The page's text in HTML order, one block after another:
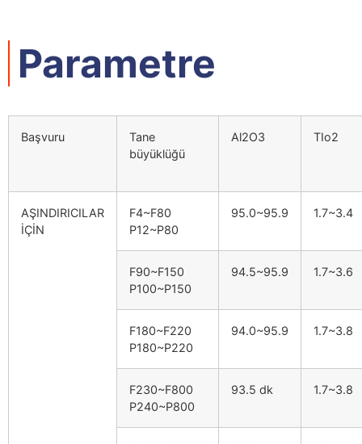
Parametre
Başvuru
Tane
büyüklüğü
Al2O3 TIo2
AŞINDIRICILAR
İÇİN
F4~F80
P12~P80
95.0~95.9 1.7~3.4
F90~F150
P100~P150
94.5~95.9 1.7~3.6
F180~F220
P180~P220
94.0~95.9 1.7~3.8
F230~F800
P240~P800
93.5 dk 1.7~3.8